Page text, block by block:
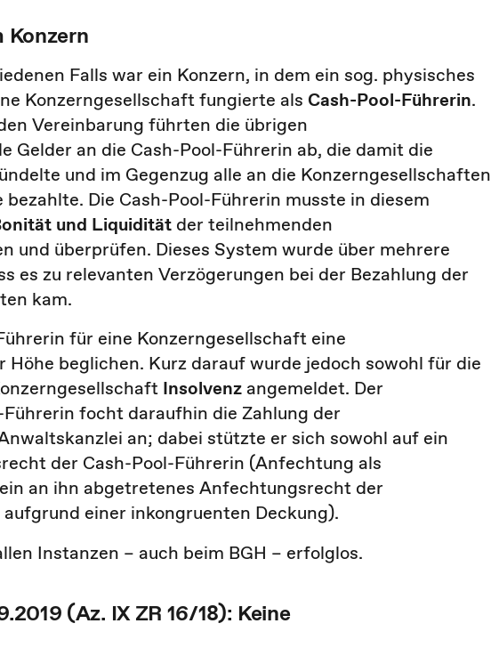
Konzern
Falls war ein Konzern, in dem ein sog. physisches
Konzerngesellschaft fungierte als Cash-Pool-Führerin.
Vereinbarung führten die übrigen
Gelder an die Cash-Pool-Führerin ab, die damit die
und im Gegenzug alle an die Konzerngesellschaften
Die Cash-Pool-Führerin musste in diesem
und Liquidität der teilnehmenden
und überprüfen. Dieses System wurde über mehrere
es zu relevanten Verzögerungen bei der Bezahlung der
kam.
für eine Konzerngesellschaft eine
beglichen. Kurz darauf wurde jedoch sowohl für die
Insolvenz angemeldet. Der
focht daraufhin die Zahlung der
an; dabei stützte er sich sowohl auf ein
der Cash-Pool-Führerin (Anfechtung als
an ihn abgetretenes Anfechtungsrecht der
einer inkongruenten Deckung).
Instanzen – auch beim BGH – erfolglos.
(Az. IX ZR 16/18): Keine